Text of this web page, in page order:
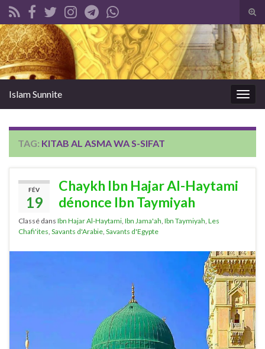
Search for:
Islam Sunnite
TAG: KITAB AL ASMA WA S-SIFAT
FÉV
19
Chaykh Ibn Hajar Al-Haytami
dénonce Ibn Taymiyah
Classé dans Ibn Hajar Al-Haytami Ibn Jama'ah Ibn Taymiyah Les
Chafi'ites Savants d'Arabie Savants d'Egypte